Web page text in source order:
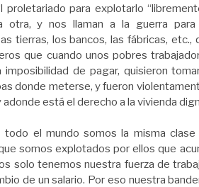
proletariado para explotarlo
otra, y nos llaman a la guerra
tierras, los bancos, las fábricas,
que cuando unos pobres
imposibilidad de pagar, quisieron
donde meterse, y fueron
adonde está el derecho a la vivienda
todo el mundo somos la misma
somos explotados por ellos que
solo tenemos nuestra fuerza de
de un salario. Por eso nuestra